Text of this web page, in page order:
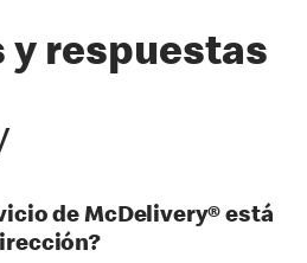
y respuestas
de McDelivery® está